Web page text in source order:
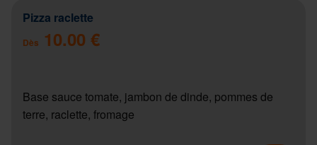
Pizza raclette
Dès 10.00 €
Base sauce tomate, jambon de dinde, pommes de
terre, raclette, fromage